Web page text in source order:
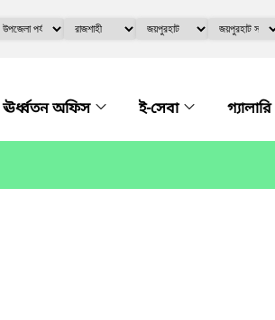
ঊর্ধ্বতন অফিস ই-সেবা গ্যালারি